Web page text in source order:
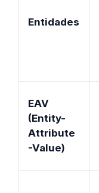
Entidades
EAV
(Entity-
Attribute
-Value)